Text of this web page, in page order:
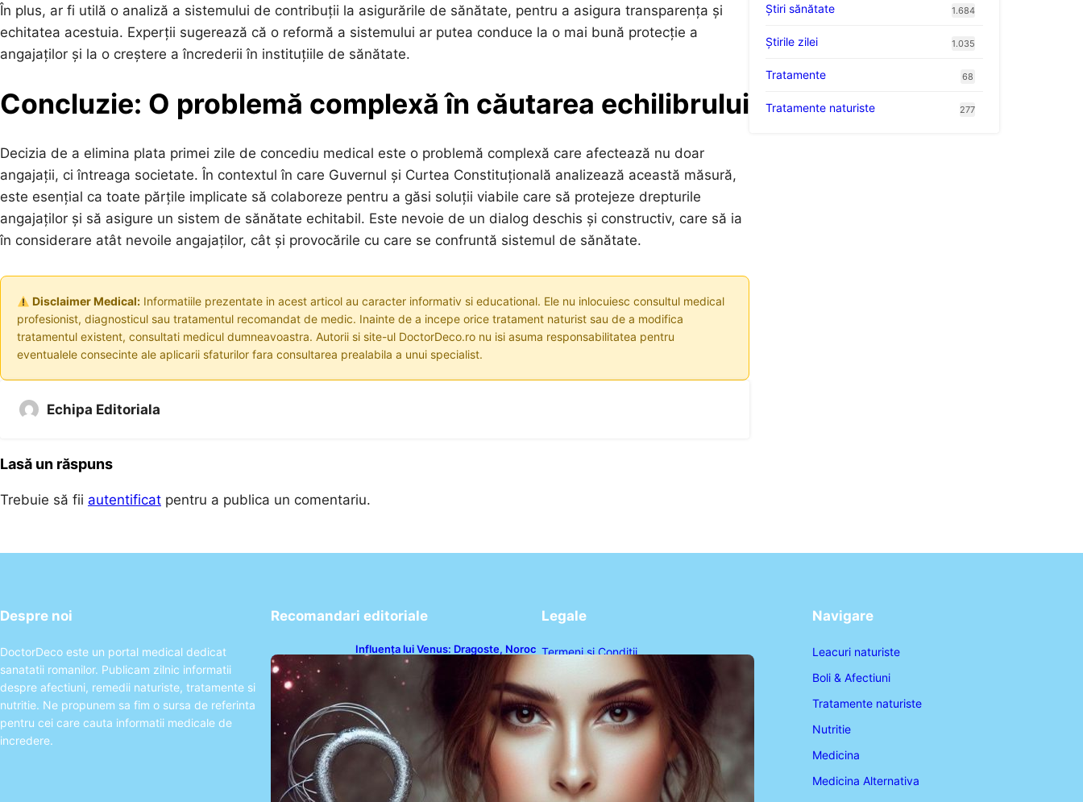
În plus, ar fi utilă o analiză a sistemului de contribuții la asigurările de sănătate, pentru a asigura transparența și
echitatea acestuia. Experții sugerează că o reformă a sistemului ar putea conduce la o mai bună protecție a
angajaților și la o creștere a încrederii în instituțiile de sănătate.
Concluzie: O problemă complexă în căutarea echilibrului
Decizia de a elimina plata primei zile de concediu medical este o problemă complexă care afectează nu doar
angajații, ci întreaga societate. În contextul în care Guvernul și Curtea Constituțională analizează această măsură,
este esențial ca toate părțile implicate să colaboreze pentru a găsi soluții viabile care să protejeze drepturile
angajaților și să asigure un sistem de sănătate echitabil. Este nevoie de un dialog deschis și constructiv, care să ia
în considerare atât nevoile angajaților, cât și provocările cu care se confruntă sistemul de sănătate.
Disclaimer Medical:Informatiile prezentate in acest articol au caracter informativ si educational. Ele nu inlocuiesc consultul medical
profesionist, diagnosticul sau tratamentul recomandat de medic. Inainte de a incepe orice tratament naturist sau de a modifica
tratamentul existent, consultati medicul dumneavoastra. Autorii si site-ul DoctorDeco.ro nu isi asuma responsabilitatea pentru
eventualele consecinte ale aplicarii sfaturilor fara consultarea prealabila a unui specialist.
Echipa Editoriala
Lasă un răspuns
Trebuie să fii autentificat pentru a publica un comentariu.
Ştiri sănătate 1.684
Știrile zilei 1.035
Tratamente 68
Tratamente naturiste 277
Despre noi
DoctorDeco este un portal medical dedicat
sanatatii romanilor. Publicam zilnic informatii
despre afectiuni, remedii naturiste, tratamente si
nutritie. Ne propunem sa fim o sursa de referinta
pentru cei care cauta informatii medicale de
incredere.
Recomandari editoriale
Influența lui Venus: Dragoste, Noroc
și Oportunități pentru Tauri și Balanțe
în Weekendul 8-9 August
Legale
Termeni și Condiții
Politica de Confidențialitate
Politica de Cookies
Disclaimer
Contact
Navigare
Leacuri naturiste
Boli & Afectiuni
Tratamente naturiste
Nutritie
Medicina
Medicina Alternativa